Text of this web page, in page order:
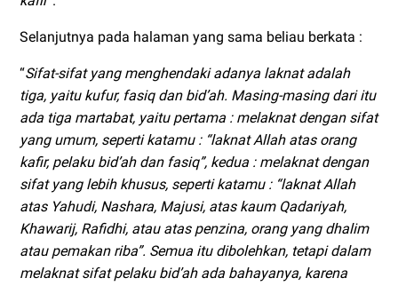
Selanjutnya pada halaman yang sama beliau berkata :
“Sifat-sifat yang menghendaki adanya laknat adalah
tiga, yaitu kufur, fasiq dan bid’ah. Masing-masing dari itu
ada tiga martabat, yaitu pertama : melaknat dengan sifat
yang umum, seperti katamu : “laknat Allah atas orang
kafir, pelaku bid’ah dan fasiq”, kedua : melaknat dengan
sifat yang lebih khusus, seperti katamu : “laknat Allah
atas Yahudi, Nashara, Majusi, atas kaum Qadariyah,
Khawarij, Rafidhi, atau atas penzina, orang yang dhalim
atau pemakan riba”. Semua itu dibolehkan, tetapi dalam
melaknat sifat pelaku bid’ah ada bahayanya, karena